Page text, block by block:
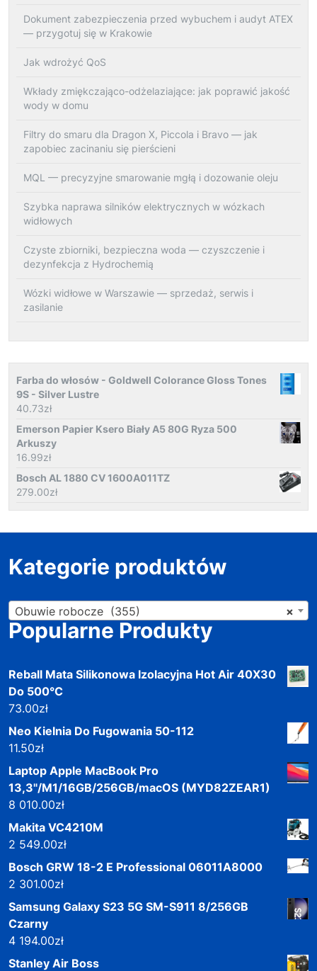
Dokument zabezpieczenia przed wybuchem i audyt ATEX
— przygotuj się w Krakowie
Jak wdrożyć QoS
Wkłady zmiękczająco-odżelaziające: jak poprawić jakość
wody w domu
Filtry do smaru dla Dragon X, Piccola i Bravo — jak
zapobiec zacinaniu się pierścieni
MQL — precyzyjne smarowanie mgłą i dozowanie oleju
Szybka naprawa silników elektrycznych w wózkach
widłowych
Czyste zbiorniki, bezpieczna woda — czyszczenie i
dezynfekcja z Hydrochemią
Wózki widłowe w Warszawie — sprzedaż, serwis i
zasilanie
Farba do włosów - Goldwell Colorance Gloss Tones
9S - Silver Lustre
40.73zł
Emerson Papier Ksero Biały A5 80G Ryza 500
Arkuszy
16.99zł
Bosch AL 1880 CV 1600A011TZ
279.00zł
Kategorie produktów
×
Obuwie robocze (355)
Popularne Produkty
Reball Mata Silikonowa Izolacyjna Hot Air 40X30
Do 500°C
73.00zł
Neo Kielnia Do Fugowania 50-112
11.50zł
Laptop Apple MacBook Pro
13,3"/M1/16GB/256GB/macOS (MYD82ZEAR1)
8 010.00zł
Makita VC4210M
2 549.00zł
Bosch GRW 18-2 E Professional 06011A8000
2 301.00zł
Samsung Galaxy S23 5G SM-S911 8/256GB
Czarny
4 194.00zł
Stanley Air Boss